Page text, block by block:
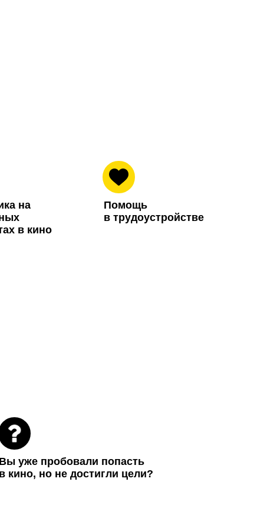
Помо щь
в трудоустройстве
на
в кино
Вы уже пробовали попасть
в кино, но не достигли цели?